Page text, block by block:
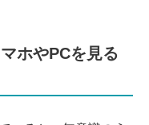
ホやPCを見る